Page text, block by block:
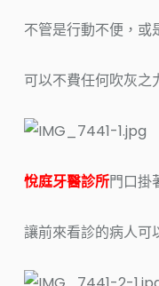
不管是行動不便，或
可以不費任何吹灰之
悅庭牙醫診所門口掛
讓前來看診的病人可